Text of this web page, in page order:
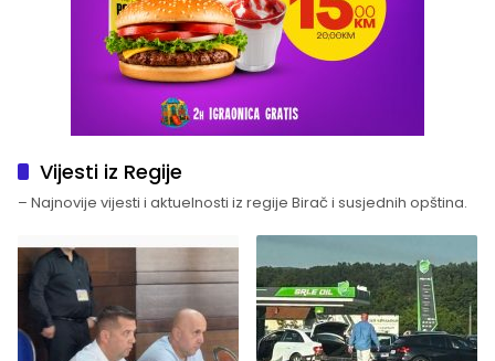
Vijesti iz Regije
– Najnovije vijesti i aktuelnosti iz regije Birač i susjednih opština.